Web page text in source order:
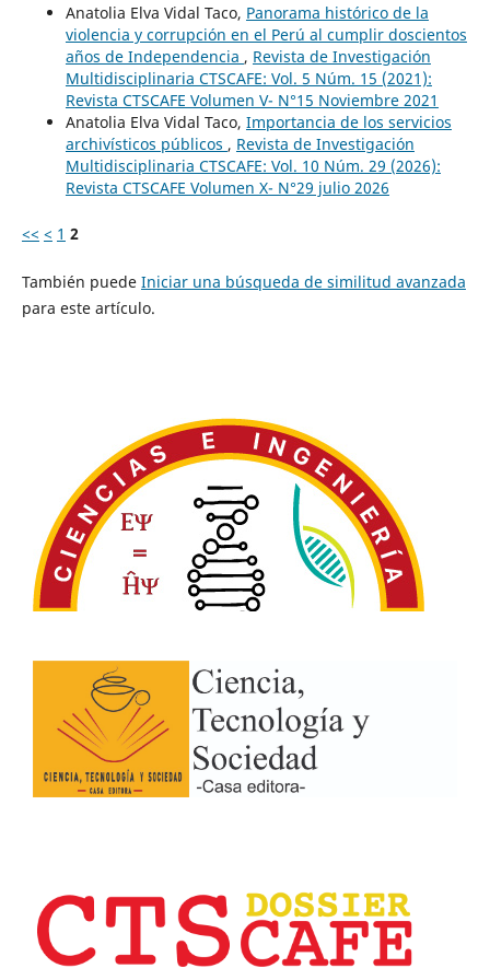
Anatolia Elva Vidal Taco, Panorama histórico de la
violencia y corrupción en el Perú al cumplir doscientos
años de Independencia , Revista de Investigación
Multidisciplinaria CTSCAFE: Vol. 5 Núm. 15 (2021):
Revista CTSCAFE Volumen V- N°15 Noviembre 2021
Anatolia Elva Vidal Taco, Importancia de los servicios
archivísticos públicos , Revista de Investigación
Multidisciplinaria CTSCAFE: Vol. 10 Núm. 29 (2026):
Revista CTSCAFE Volumen X- N°29 julio 2026
<< < 1 2
También puede Iniciar una búsqueda de similitud avanzada
para este artículo.